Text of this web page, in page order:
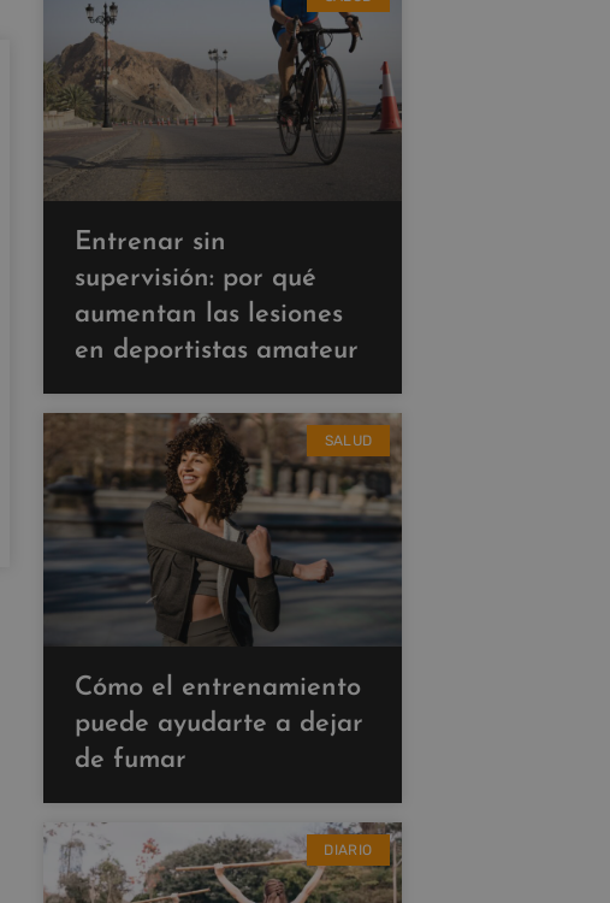
Entrenar sin
supervisión: por qué
aumentan las lesiones
en deportistas amateur
SALUD
Cómo el entrenamiento
puede ayudarte a dejar
de fumar
DIARIO